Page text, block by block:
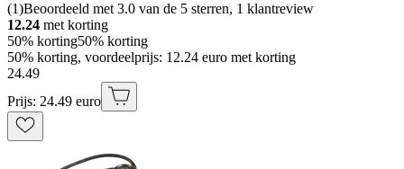
(1)Beoordeeld met 3.0 van de 5 sterren, 1 klantreview
12.24 met korting
50% korting50% korting
50% korting, voordeelprijs: 12.24 euro met korting
24.49
Prijs: 24.49 euro